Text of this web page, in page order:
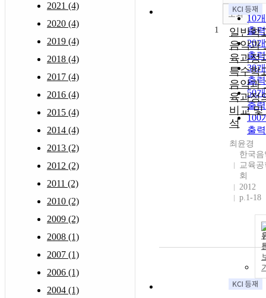
2021 (4)
2020 (4)
2019 (4)
2018 (4)
2017 (4)
2016 (4)
2015 (4)
2014 (4)
2013 (2)
2012 (2)
2011 (2)
2010 (2)
2009 (2)
2008 (1)
2007 (1)
2006 (1)
2004 (1)
10
출력
20
출력
30
출력
50
출력
100
출력
조회
1
일반학
음악과
육과정
특수학
음악과
육과정
비교 및
석
최윤경
한국음
교육공
회
2012
p.1-18